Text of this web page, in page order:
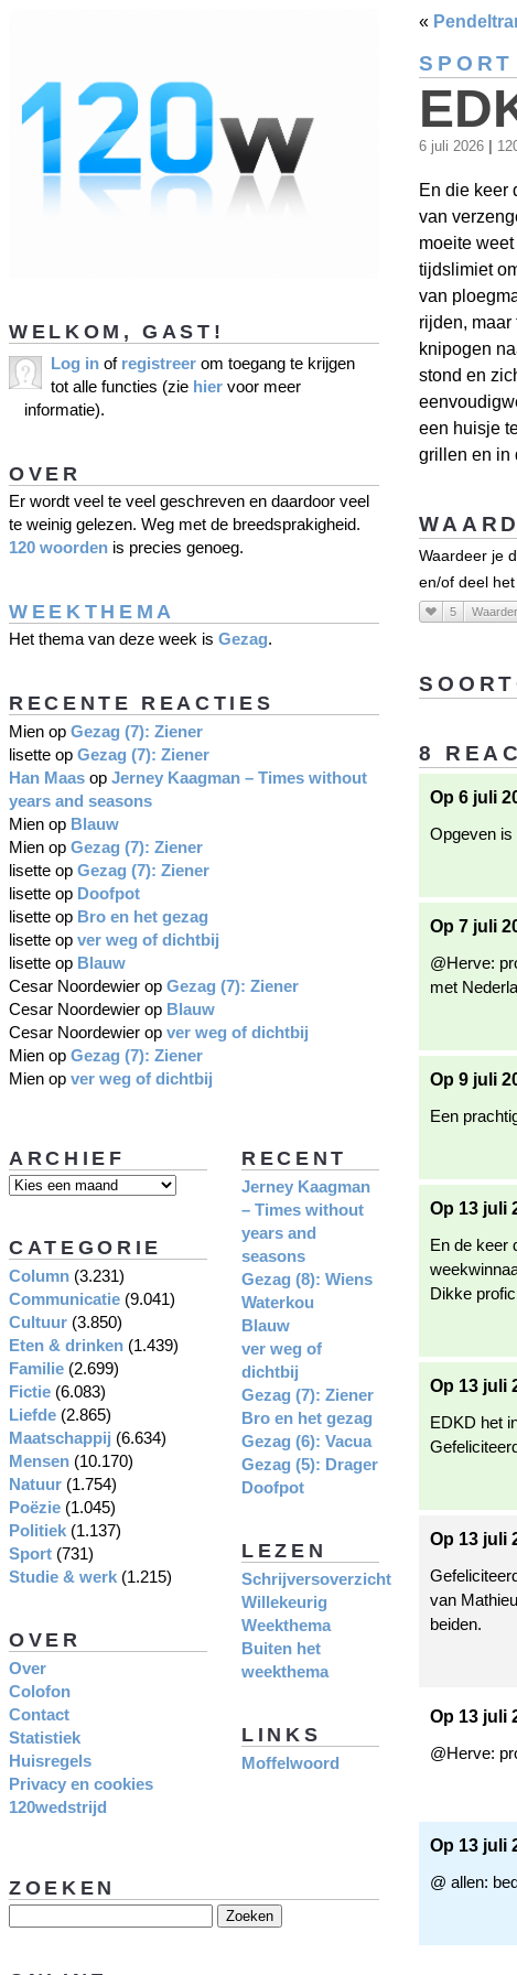
«
SPORT
6 juli 2026
En die keer
van
moeite
tijdslimiet
van
rijden, maar
knipogen
stond en
een huisje
grillen en in
Waardeer je
en/of deel
5
8
Op 6 juli
Opgeven is
Op 7 juli
@Herve:
met
Op 9 juli
Een
Op 13 juli
En de keer
Dikke
Op 13 juli
EDKD het
Op 13 juli
van
beiden.
Op 13 juli
@Herve:
Op 13 juli
@ allen:
WELKOM, GAST!
Log in of registreer om toegang te krijgen
tot alle functies (zie hier voor meer
informatie).
OVER
Er wordt veel te veel geschreven en daardoor veel
te weinig gelezen. Weg met de breedsprakigheid.
120 woorden is precies genoeg.
WEEKTHEMA
Het thema van deze week is Gezag.
RECENTE REACTIES
Mien op Gezag (7): Ziener
lisette op Gezag (7): Ziener
Han Maas op Jerney Kaagman – Times without
years and seasons
Mien op Blauw
Mien op Gezag (7): Ziener
lisette op Gezag (7): Ziener
lisette op Doofpot
lisette op Bro en het gezag
lisette op ver weg of dichtbij
lisette op Blauw
Cesar Noordewier op Gezag (7): Ziener
Cesar Noordewier op Blauw
Cesar Noordewier op ver weg of dichtbij
Mien op Gezag (7): Ziener
Mien op ver weg of dichtbij
RECENT
Jerney Kaagman
– Times without
years and
seasons
Gezag (8): Wiens
Waterkou
Blauw
ver weg of
dichtbij
Gezag (7): Ziener
Bro en het gezag
Gezag (6): Vacua
Gezag (5): Drager
Doofpot
LEZEN
Schrijversoverzicht
Willekeurig
Weekthema
Buiten het
weekthema
LINKS
Moffelwoord
ARCHIEF
CATEGORIE
Column (3.231)
Communicatie (9.041)
Cultuur (3.850)
Eten & drinken (1.439)
Familie (2.699)
Fictie (6.083)
Liefde (2.865)
Maatschappij (6.634)
Mensen (10.170)
Natuur (1.754)
Poëzie (1.045)
Politiek (1.137)
Sport (731)
Studie & werk (1.215)
OVER
Over
Colofon
Contact
Statistiek
Huisregels
Privacy en cookies
120wedstrijd
ZOEKEN